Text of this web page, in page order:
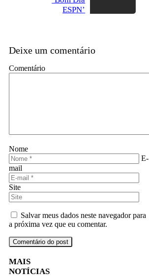
ESPN’
Deixe um comentário
Comentário
Nome
E-
mail
Site
Salvar meus dados neste navegador para
a próxima vez que eu comentar.
MAIS
NOTÍCIAS